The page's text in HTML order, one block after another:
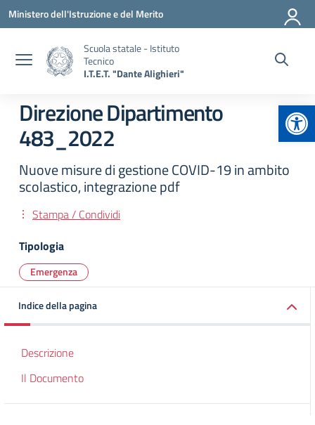
Vai ai contenuti
Vai al menu di navigazione
Vai al footer
Ministero dell'Istruzione e del Merito
Scuola statale - Istituto
Tecnico
I.T.E.T. "Dante Alighieri"
Direzione Dipartimento
483_2022
Nuove misure di gestione COVID-19 in ambito
scolastico, integrazione pdf
Stampa / Condividi
Tipologia
Emergenza
Indice della pagina
Descrizione
Il Documento